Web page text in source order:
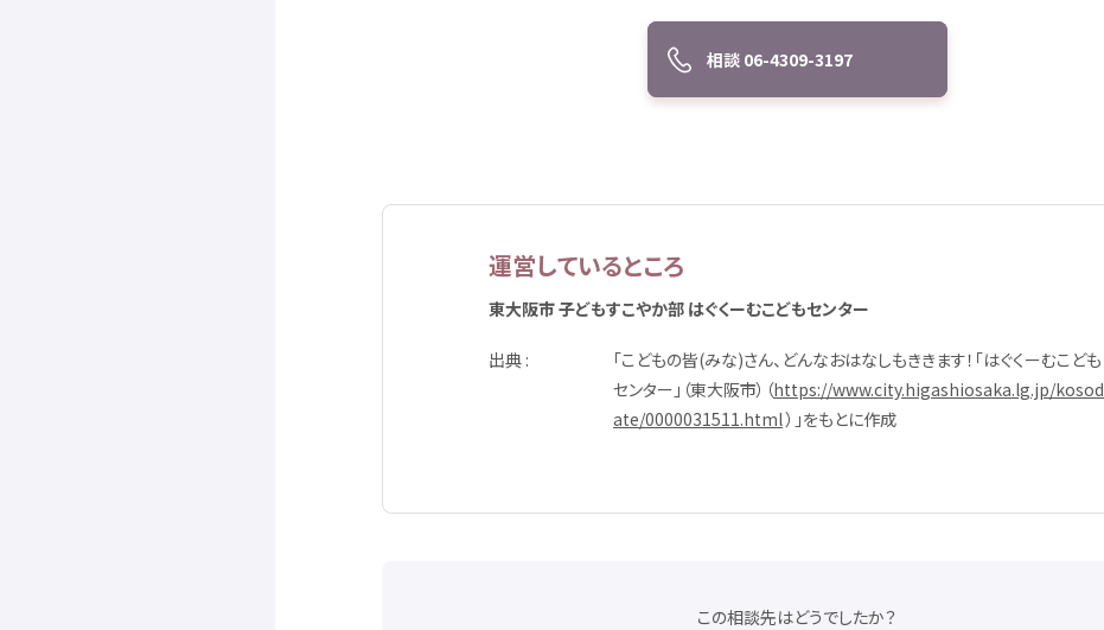
相談 06-4309-3197
運営しているところ
東大阪市子どもすこやか部 はぐくーむこどもセンター
出典 「こどもの皆(みな)さん、どんなおはなしもききます！「はぐくーむこども
センター」（東大阪市）（https://www.city.higashiosaka.lg.jp/kosod
ate/0000031511.html）」をもとに作成
この相談先はどうでしたか？